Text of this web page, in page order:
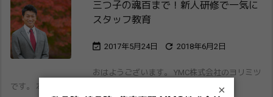
三つ子の魂百まで！新人研修で一気に
スタッ​フ教育
 2017年5月24日  2018年6月2日
おはようございます。 YMC株式会社のヨリミツ
です。 本日も先生の経営に直結するネタをお届 ...
×